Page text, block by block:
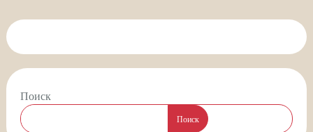
Поиск
Поиск